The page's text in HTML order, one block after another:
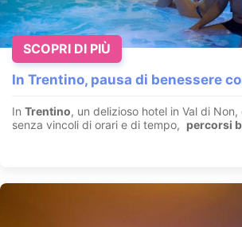
Fuga nella "Sky Spa" con vista
Merano - Alto Adige
Montagne, relax e benessere: Centro
pisci...
VEDI HOTEL
In Trentino, pausa di benessere
In Trentino, un delizioso hotel in Val di Non,
senza vincoli di orari e di tempo, percorsi
SCOPRI DI PIÙ